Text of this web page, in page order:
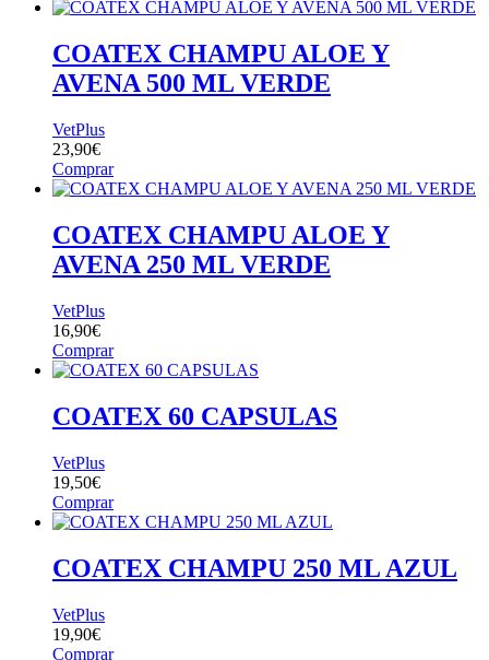
COATEX CHAMPU ALOE Y
AVENA 500 ML VERDE
VetPlus
23,90€
Comprar
COATEX CHAMPU ALOE Y
AVENA 250 ML VERDE
VetPlus
16,90€
Comprar
COATEX 60 CAPSULAS
VetPlus
19,50€
Comprar
COATEX CHAMPU 250 ML AZUL
VetPlus
19,90€
Comprar